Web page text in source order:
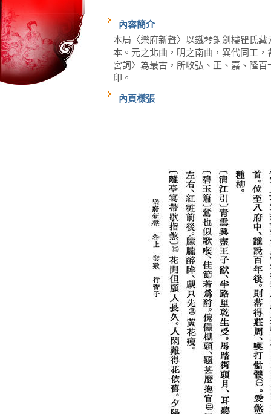
內容簡介
本局〈樂府新聲〉以鐵琴銅劍樓瞿氏
本。元之北曲，明之南曲，異代同工
宮詞〉為最古，所收弘、正、嘉、隆
印。
內頁樣張